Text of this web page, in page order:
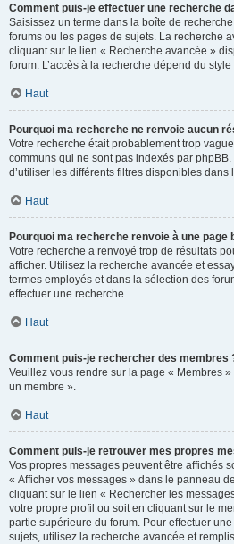
Comment puis-je effectuer une recherche
Saisissez un terme dans la boîte de
forums ou les pages de sujets. La recherche
cliquant sur le lien « Recherche avancée »
forum. L’accès à la recherche dépend du
Haut
Pourquoi ma recherche ne renvoie aucun
Votre recherche était probablement trop
communs qui ne sont pas indexés par phpBB.
d’utiliser les différents filtres disponibles dans
Haut
Pourquoi ma recherche renvoie à une page
Votre recherche a renvoyé trop de résultats
afficher. Utilisez la recherche avancée et
termes employés et dans la sélection des
effectuer une recherche.
Haut
Comment puis-je rechercher des membres
Veuillez vous rendre sur la page « Membres
un membre ».
Haut
Comment puis-je retrouver mes propres
Vos propres messages peuvent être affichés
« Afficher vos messages » dans le panneau
cliquant sur le lien « Rechercher les
votre propre profil ou soit en cliquant sur le
partie supérieure du forum. Pour effectuer
sujets, utilisez la recherche avancée et